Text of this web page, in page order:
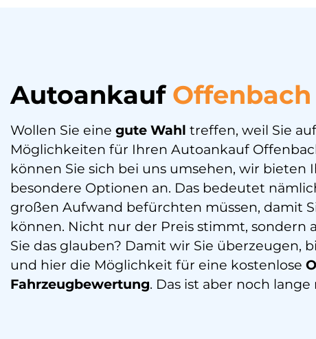
Autoankauf
Wollen Sie eine gute Wahl treffen, weil Sie
Möglichkeiten für Ihren Autoankauf
können Sie sich bei uns umsehen, wir bieten
besondere Optionen an. Das bedeutet
großen Aufwand befürchten müssen, damit
können. Nicht nur der Preis stimmt, sondern
Sie das glauben? Damit wir Sie überzeugen,
und hier die Möglichkeit für eine kostenlose
Fahrzeugbewertung. Das ist aber noch lange